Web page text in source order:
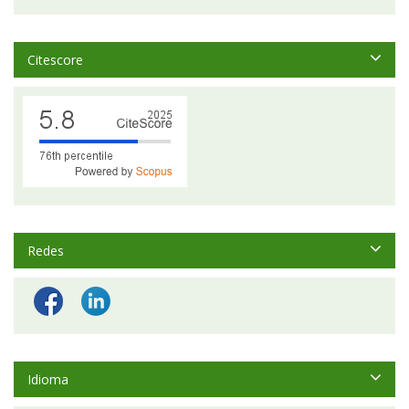
Citescore
Redes
Idioma